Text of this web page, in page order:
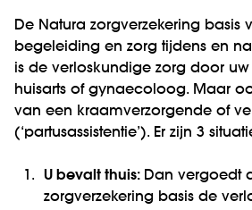
De Natura zorgverzekering basis
begeleiding en zorg tijdens en
is de verloskundige zorg door
huisarts of gynaecoloog. Maar
van een kraamverzorgende of
(‘partusassistentie’). Er zijn 3
1. U bevalt thuis: Dan vergoedt
zorgverzekering basis de